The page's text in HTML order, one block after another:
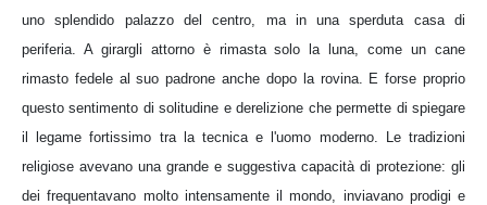
uno splendido palazzo del centro, ma in una sperduta casa di
periferia. A girargli attorno è rimasta solo la luna, come un cane
rimasto fedele al suo padrone anche dopo la rovina. E forse proprio
questo sentimento di solitudine e derelizione che permette di spiegare
il legame fortissimo tra la tecnica e l'uomo moderno. Le tradizioni
religiose avevano una grande e suggestiva capacità di protezione: gli
dei frequentavano molto intensamente il mondo, inviavano prodigi e